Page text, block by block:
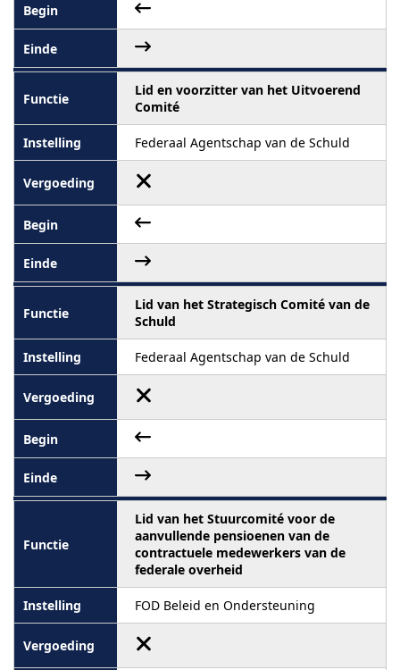
Lid en voorzitter van het Uitvoerend
Comité
Federaal Agentschap van de Schuld
Lid van het Strategisch Comité van de
Schuld
Federaal Agentschap van de Schuld
Lid van het Stuurcomité voor de
aanvullende pensioenen van de
contractuele medewerkers van de
federale overheid
FOD Beleid en Ondersteuning